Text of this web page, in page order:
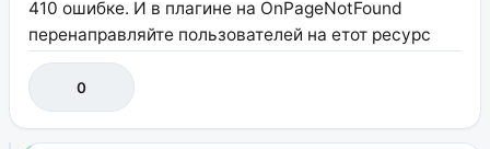
410 ошибке. И в плагине на OnPageNotFound
перенаправляйте пользователей на етот ресурс
0